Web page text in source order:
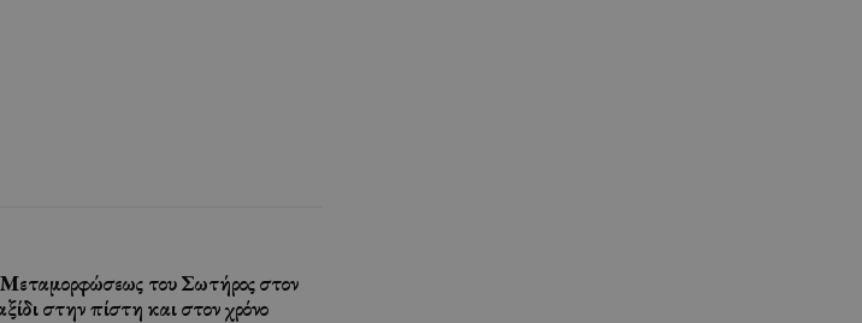
του Σωτήρος στον
στην πίστη και στον χρόνο